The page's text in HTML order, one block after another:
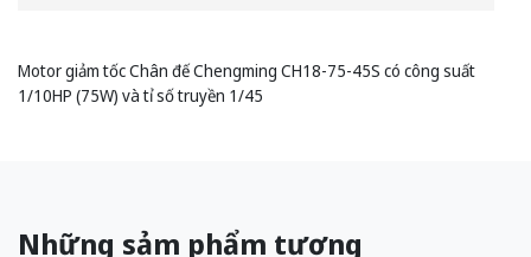
Motor giảm tốc Chân đế Chengming CH18-75-45S có công suất
1/10HP (75W) và tỉ số truyền 1/45
Những sảm phẩm tương